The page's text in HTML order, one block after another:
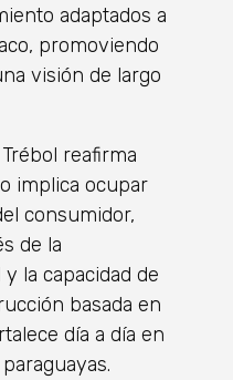
adaptados a
promoviendo
visión de largo
reafirma
implica ocupar
consumidor,
de la
la capacidad de
basada en
día a día en